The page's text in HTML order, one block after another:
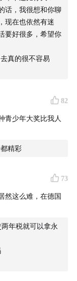
话，我很想和你聊
现在也依然有迷
要好很多，希望你
真的很不容易
82
青少年大奖比我人
精彩
73
然这么难，在德国
年税就可以拿永